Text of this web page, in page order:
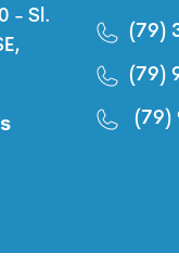
- Sl.
(79)
(79)
(79)